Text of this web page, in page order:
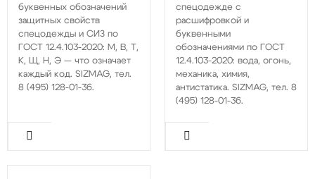
буквенных обозначений
защитных свойств
спецодежды и СИЗ по
ГОСТ 12.4.103-2020: М, В, Т,
К, Щ, Н, Э — что означает
каждый код. SIZMAG, тел.
8 (495) 128-01-36.
спецодежде с
расшифровкой и
буквенными
обозначениями по ГОСТ
12.4.103-2020: вода, огонь,
механика, химия,
антистатика. SIZMAG, тел. 8
(495) 128-01-36.